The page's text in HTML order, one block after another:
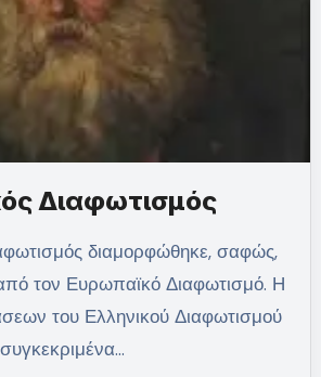
Διαφωτισμός
τον Ευρωπαϊκό Διαφωτισμό. Η
του Ελληνικού Διαφωτισμού